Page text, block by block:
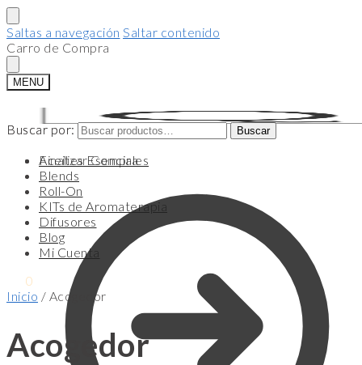
Saltas a navegación Saltar contenido
Carro de Compra
MENU
Buscar por: Buscar
Finalizar Compra
Buscar por: Buscar
Aceites Esenciales
Blends
Roll-On
KITs de Aromaterapia
Difusores
Blog
Mi Cuenta
0
Inicio / Acogedor
Acogedor